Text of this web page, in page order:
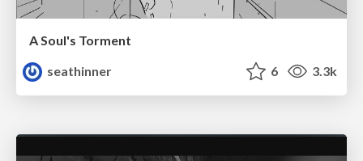
A Soul's Torment
seathinner
6 3.3k